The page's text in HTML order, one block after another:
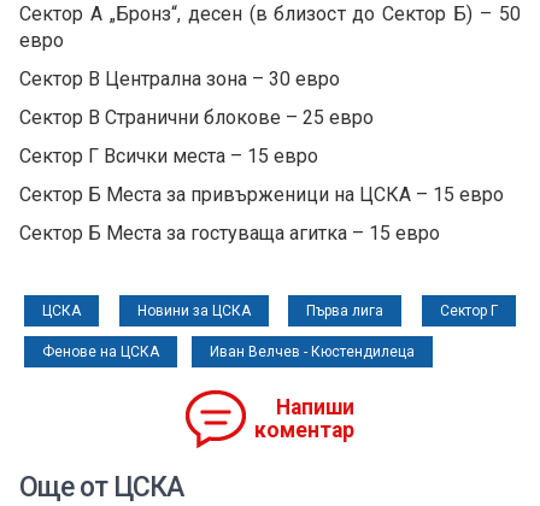
Сектор А „Бронз“, десен (в близост до Сектор Б) – 50
евро
Сектор В Централна зона – 30 евро
Сектор В Странични блокове – 25 евро
Сектор Г Всички места – 15 евро
Сектор Б Места за привърженици на ЦСКА – 15 евро
Сектор Б Места за гостуваща агитка – 15 евро
ЦСКА Новини за ЦСКА Първа лига Сектор Г
Фенове на ЦСКА Иван Велчев - Кюстендилеца
Напиши
коментар
Още от ЦСКА